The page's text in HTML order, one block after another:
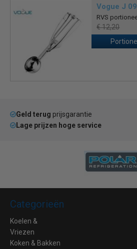
Vogue J
RVS
€ 12,20
Geld terug prijsgarantie
Lage prijzen hoge service
Categorieën
Koelen &
Vriezen
Koken & Bakken